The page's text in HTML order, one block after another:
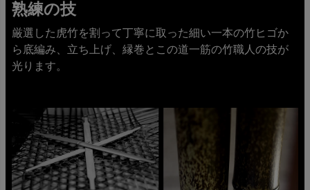
熟練の技
厳選した虎竹を割って丁寧に取った細い一本の竹ヒゴか
ら底編み、立ち上げ、縁巻とこの道一筋の竹職人の技が
光ります。